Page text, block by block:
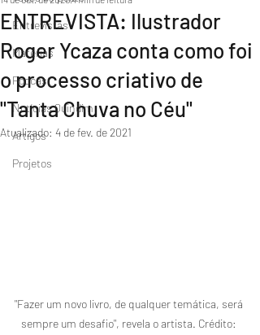
Entrevistas
Matérias
Podcast
Notícias Quindim
Artigos
Projetos
ENTREVISTA: Ilustrador
Roger Ycaza conta como foi
o processo criativo de
"Tanta Chuva no Céu"
Atualizado: 4 de fev. de 2021
"Fazer um novo livro, de qualquer temática, será
sempre um desafio", revela o artista. Crédito: